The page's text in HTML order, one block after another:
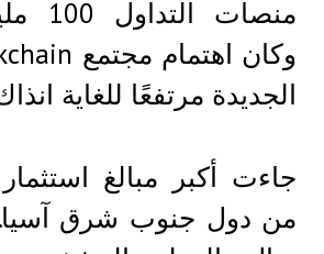
الجديدة مرتفعًا للغاية
جاءت أكبر مبالغ
من دول جنوب شرق آسيا.